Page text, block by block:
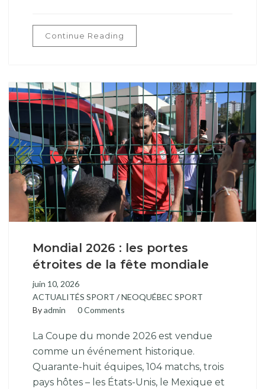
Continue Reading
Mondial 2026 : les portes
étroites de la fête mondiale
juin 10, 2026
ACTUALITÉS SPORT /NEOQUÉBEC SPORT
Byadmin 0 Comments
La Coupe du monde 2026 est vendue
comme un événement historique.
Quarante-huit équipes, 104 matchs, trois
pays hôtes – les États-Unis, le Mexique et